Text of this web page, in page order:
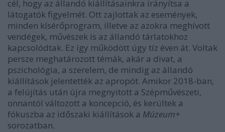
cél, hogy az állandó kiállításainkra irányítsa a
látogatók figyelmét. Ott zajlottak az események,
minden kísérőprogram, illetve az azokra meghívott
vendégek, művészek is az állandó tárlatokhoz
kapcsolódtak. Ez így működött úgy tíz éven át. Voltak
persze meghatározott témák, akár a divat, a
pszichológia, a szerelem, de mindig az állandó
kiállítások jelentették az apropót. Amikor 2018-ban,
a felújítás után újra megnyitott a Szépművészeti,
onnantól változott a koncepció, és kerültek a
fókuszba az időszaki kiállítások a Múzeum+
sorozatban.